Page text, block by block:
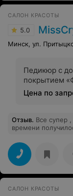
САЛОН КРАСОТЫ
5.0
Минск, ул.
Педикюр с
покрытием
Цена по
Отзыв. Все супер
времени
САЛОН КРАСОТЫ